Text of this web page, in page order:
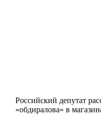
Российский депутат
«обдиралова» в